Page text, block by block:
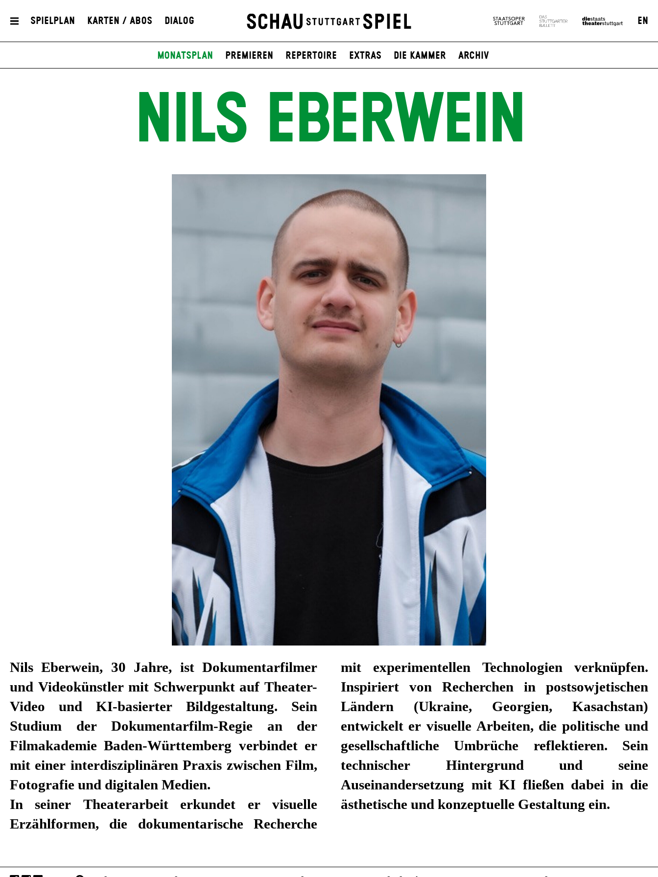
Spielplan Karten / Abos Dialog EN
Monatsplan Premieren Repertoire Extras Die Kammer Archiv
NILS EBERWEIN
Nils Eberwein, 30 Jahre, ist Dokumentarfilmer
und Videokünstler mit Schwerpunkt auf Theater-
Video und KI-basierter Bildgestaltung. Sein
Studium der Dokumentarfilm-Regie an der
Filmakademie Baden-Württemberg verbindet er
mit einer interdisziplinären Praxis zwischen Film,
Fotografie und digitalen Medien.
In seiner Theaterarbeit erkundet er visuelle
Erzählformen, die dokumentarische Recherche
mit experimentellen Technologien verknüpfen.
Inspiriert von Recherchen in postsowjetischen
Ländern (Ukraine, Georgien, Kasachstan)
entwickelt er visuelle Arbeiten, die politische und
gesellschaftliche Umbrüche reflektieren. Sein
technischer Hintergrund und seine
Auseinandersetzung mit KI fließen dabei in die
ästhetische und konzeptuelle Gestaltung ein.